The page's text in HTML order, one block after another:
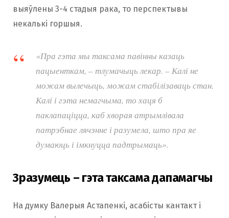
выяўлены 3-4 стадыя рака, то перспектывы
некалькі горшыя.
«Пра гэта мы таксама павінны казаць
пацыенткам, – тлумачыць лекар. – Калі не
можам вылечыць, можам стабілізаваць стан.
Калі і гэта немагчыма, то хаця б
паклапаціцца, каб хворая атрымлівала
патрэбнае лячэнне і разумела, што пра яе
думаюць і імкнуцца падтрымаць».
Зразумець – гэта таксама дапамагчы
На думку Валерыя Астапенкі, асабісты кантакт і